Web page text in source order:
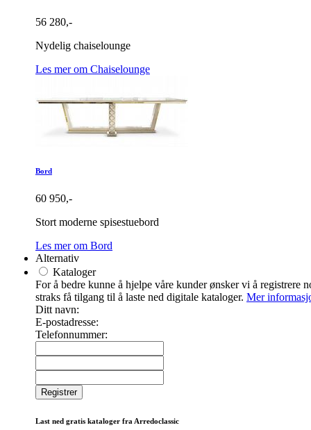
56 280,-
Nydelig chaiselounge
Les mer om Chaiselounge
Bord
60 950,-
Stort moderne spisestuebord
Les mer om Bord
Alternativ
Kataloger
For å bedre kunne å hjelpe våre kunder ønsker vi å
straks få tilgang til å laste ned digitale kataloger. Mer
Ditt navn:
E-postadresse:
Telefonnummer:
Last ned gratis kataloger fra Arredoclassic